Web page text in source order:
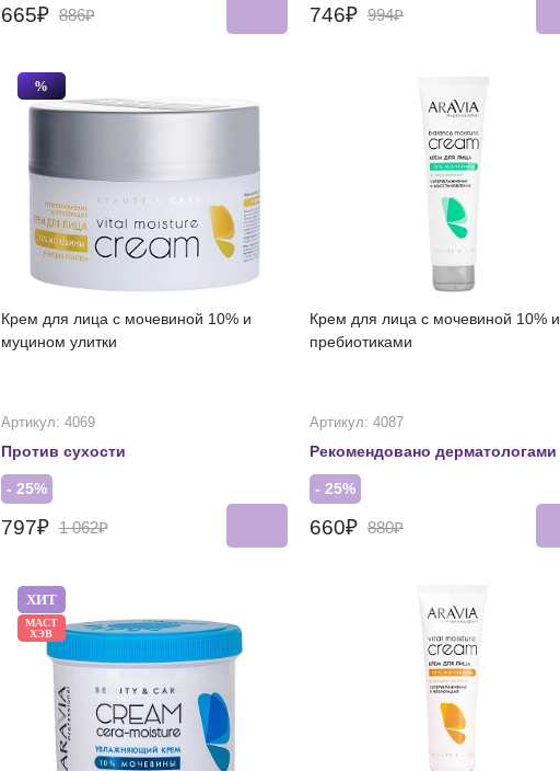
665₽ 886₽ 746₽ 994₽
%
Крем для лица с мочевиной 10% и
муцином улитки
Артикул: 4069
Против сухости
- 25%
797₽ 1 062₽
Крем для лица с мочевиной 10% и
пребиотиками
Артикул: 4087
Рекомендовано дерматологами
- 25%
660₽ 880₽
ХИТ
МАСТ
ХЭВ